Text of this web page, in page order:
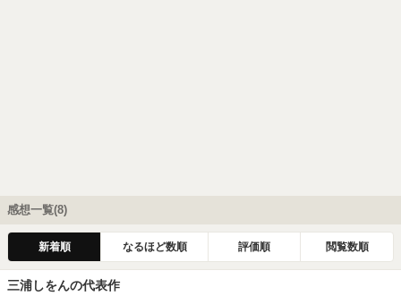
感想一覧(8)
新着順 なるほど数順 評価順 閲覧数順
三浦しをんの代表作